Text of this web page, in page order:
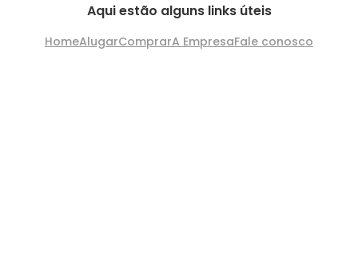
Aqui estão alguns links úteis
HomeAlugarComprarA EmpresaFale conosco